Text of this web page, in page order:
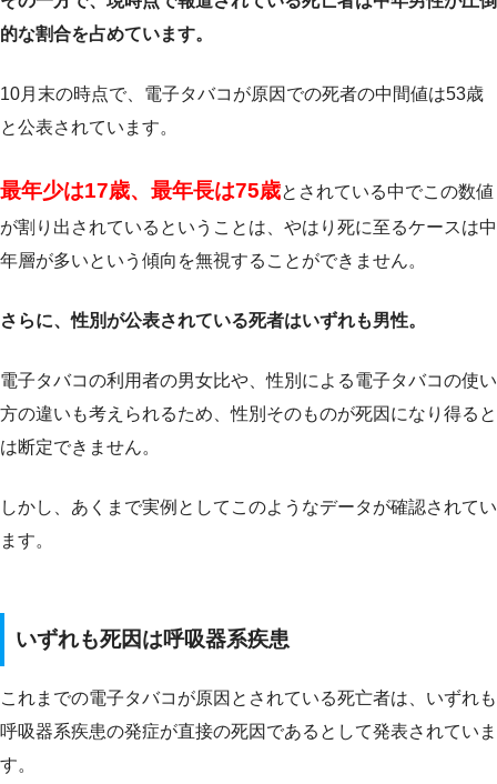
的な割合を占めています。
10月末の時点で、電子タバコが原因での死者の中間値は53歳
と公表されています。
最年少は17歳、最年長は75歳とされている中でこの数値
が割り出されているということは、やはり死に至るケースは中
年層が多いという傾向を無視することができません。
さらに、性別が公表されている死者はいずれも男性。
電子タバコの利用者の男女比や、性別による電子タバコの使い
方の違いも考えられるため、性別そのものが死因になり得ると
は断定できません。
しかし、あくまで実例としてこのようなデータが確認されてい
ます。
いずれも死因は呼吸器系疾患
これまでの電子タバコが原因とされている死亡者は、いずれも
呼吸器系疾患の発症が直接の死因であるとして発表されていま
す。